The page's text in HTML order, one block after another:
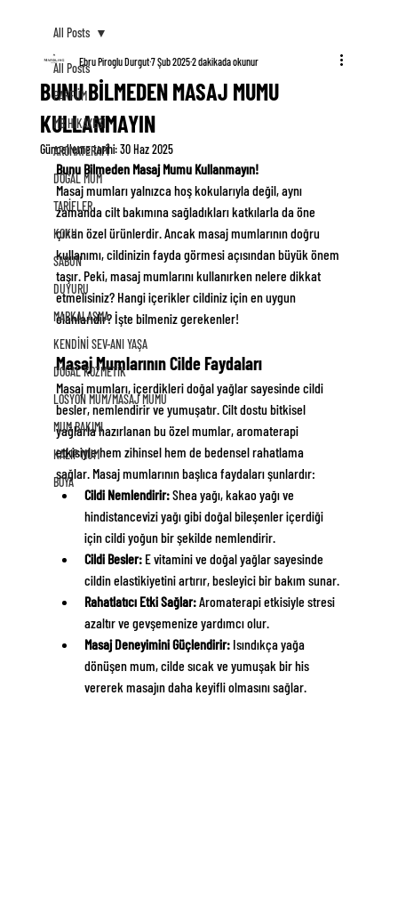
All Posts
PARFÜM
MB HİKAYESİ
AROMATERAPİ
DOĞAL MUM
TARİFLER
KOKU
SABUN
DUYURU
MARKALAŞMA
KENDİNİ SEV-ANI YAŞA
DOĞAL KOZMETİK
LOSYON MUM/MASAJ MUMU
MUM BAKIMI
KALIP MUM
BOYA
All Posts
BUNU BİLMEDEN MASAJ MUMU
KULLANMAYIN
Ebru Piroglu Durgut7 Şub 20252 dakikada okunur
Güncelleme tarihi:30 Haz 2025
Bunu Bilmeden Masaj Mumu Kullanmayın!
Masaj mumları yalnızca hoş kokularıyla değil, aynı
zamanda cilt bakımına sağladıkları katkılarla da öne
çıkan özel ürünlerdir. Ancak masaj mumlarının doğru
kullanımı, cildinizin fayda görmesi açısından büyük önem
taşır. Peki, masaj mumlarını kullanırken nelere dikkat
etmelisiniz? Hangi içerikler cildiniz için en uygun
olanlarıdır? İşte bilmeniz gerekenler!
Masaj Mumlarının Cilde Faydaları
Masaj mumları, içerdikleri doğal yağlar sayesinde cildi
besler, nemlendirir ve yumuşatır. Cilt dostu bitkisel
yağlarla hazırlanan bu özel mumlar, aromaterapi
etkisiyle hem zihinsel hem de bedensel rahatlama
sağlar. Masaj mumlarının başlıca faydaları şunlardır:
Cildi Nemlendirir: Shea yağı, kakao yağı ve
hindistancevizi yağı gibi doğal bileşenler içerdiği
için cildi yoğun bir şekilde nemlendirir.
Cildi Besler: E vitamini ve doğal yağlar sayesinde
cildin elastikiyetini artırır, besleyici bir bakım sunar.
Rahatlatıcı Etki Sağlar: Aromaterapi etkisiyle stresi
azaltır ve gevşemenize yardımcı olur.
Masaj Deneyimini Güçlendirir: Isındıkça yağa
dönüşen mum, cilde sıcak ve yumuşak bir his
vererek masajın daha keyifli olmasını sağlar.